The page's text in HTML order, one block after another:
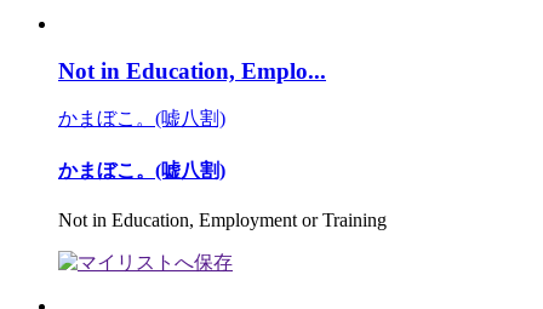
Not in Education, Emplo...
かまぼこ。(嘘八割)
かまぼこ。(嘘八割)
Not in Education, Employment or Training